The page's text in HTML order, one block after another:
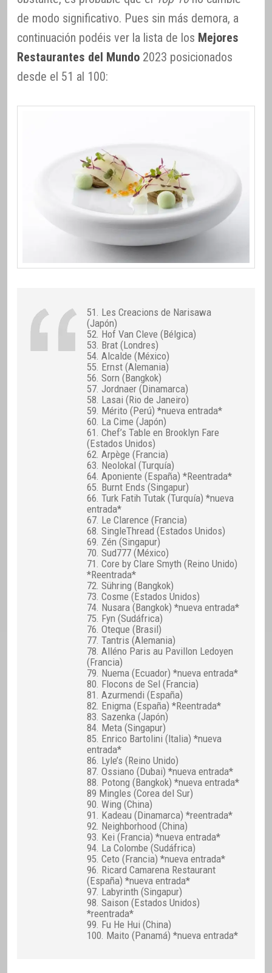
de modo significativo. Pues sin más demora, a
continuación podéis ver la lista de los Mejores
Restaurantes del Mundo 2023 posicionados
desde el 51 al 100:
51. Les Creacions de Narisawa
(Japón)
52. Hof Van Cleve (Bélgica)
53. Brat (Londres)
54. Alcalde (México)
55. Ernst (Alemania)
56. Sorn (Bangkok)
57. Jordnaer (Dinamarca)
58. Lasai (Rio de Janeiro)
59. Mérito (Perú) *nueva entrada*
60. La Cime (Japón)
61. Chef’s Table en Brooklyn Fare
(Estados Unidos)
62. Arpège (Francia)
63. Neolokal (Turquía)
64. Aponiente (España) *Reentrada*
65. Burnt Ends (Singapur)
66. Turk Fatih Tutak (Turquía) *nueva
entrada*
67. Le Clarence (Francia)
68. SingleThread (Estados Unidos)
69. Zén (Singapur)
70. Sud777 (México)
71. Core by Clare Smyth (Reino Unido)
*Reentrada*
72. Sühring (Bangkok)
73. Cosme (Estados Unidos)
74. Nusara (Bangkok) *nueva entrada*
75. Fyn (Sudáfrica)
76. Oteque (Brasil)
77. Tantris (Alemania)
78. Alléno Paris au Pavillon Ledoyen
(Francia)
79. Nuema (Ecuador) *nueva entrada*
80. Flocons de Sel (Francia)
81. Azurmendi (España)
82. Enigma (España) *Reentrada*
83. Sazenka (Japón)
84. Meta (Singapur)
85. Enrico Bartolini (Italia) *nueva
entrada*
86. Lyle’s (Reino Unido)
87. Ossiano (Dubai) *nueva entrada*
88. Potong (Bangkok) *nueva entrada*
89 Mingles (Corea del Sur)
90. Wing (China)
91. Kadeau (Dinamarca) *reentrada*
92. Neighborhood (China)
93. Kei (Francia) *nueva entrada*
94. La Colombe (Sudáfrica)
95. Ceto (Francia) *nueva entrada*
96. Ricard Camarena Restaurant
(España) *nueva entrada*
97. Labyrinth (Singapur)
98. Saison (Estados Unidos)
*reentrada*
99. Fu He Hui (China)
100. Maito (Panamá) *nueva entrada*